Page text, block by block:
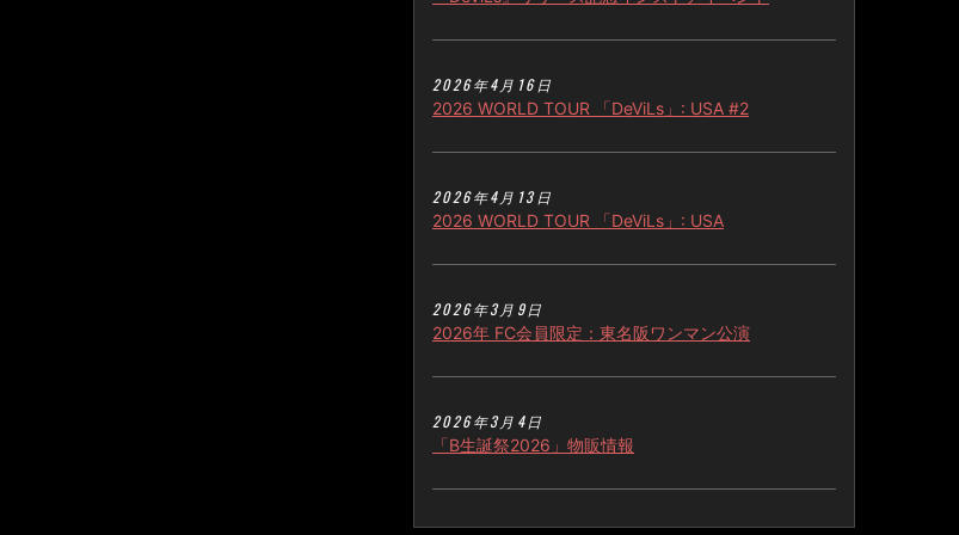
2026年4月16日
2026 WORLD TOUR 「DeViLs」: USA #2
2026年4月13日
2026 WORLD TOUR 「DeViLs」: USA
2026年3月9日
2026年 FC会員限定：東名阪ワンマン公演
2026年3月4日
「B生誕祭2026」物販情報